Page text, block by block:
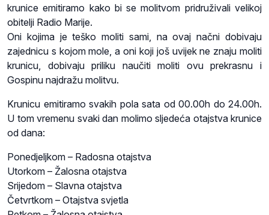
krunice emitiramo kako bi se molitvom pridruživali velikoj
obitelji Radio Marije.
Oni kojima je teško moliti sami, na ovaj načni dobivaju
zajednicu s kojom mole, a oni koji još uvijek ne znaju moliti
krunicu, dobivaju priliku naučiti moliti ovu prekrasnu i
Gospinu najdražu molitvu.
Krunicu emitiramo svakih pola sata od 00.00h do 24.00h.
U tom vremenu svaki dan molimo sljedeća otajstva krunice
od dana:
Ponedjeljkom – Radosna otajstva
Utorkom – Žalosna otajstva
Srijedom – Slavna otajstva
Četvrtkom – Otajstva svjetla